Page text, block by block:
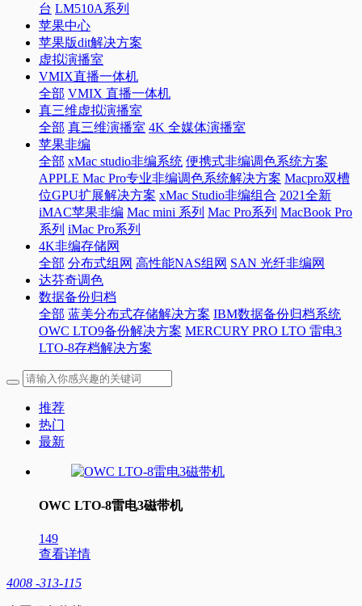
台 LM510A系列
苹果中心
苹果版dit解决方案
虚拟演播室
VMIX直播一体机
全部 VMIX 直播一体机
真三维虚拟演播室
全部 真三维演播室 4K 全媒体演播室
苹果非编
全部 xMac studio非编系统 便携式非编调色系统方案
APPLE Mac Pro专业非编调色系统解决方案 Macpro双槽
位GPU扩展解决方案 xMac Studio非编组合 2021全新
iMAC苹果非编 Mac mini 系列 Mac Pro系列 MacBook Pro
系列 iMac Pro系列
4K非编存储网
全部 分布式组网 高性能NAS组网 SAN 光纤非编网
达芬奇调色
数据备份归档
全部 蓝美分布式存储解决方案 IBM数据备份归档系统
OWC LTO9备份解决方案 MERCURY PRO LTO 雷电3
LTO-8存档解决方案
推荐
热门
最新
OWC LTO-8雷电3磁带机
149
查看详情
4008 -313-115